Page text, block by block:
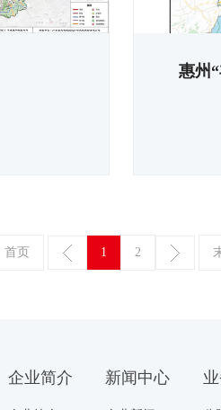
惠州
首页 1 2
企业简介 新闻中心